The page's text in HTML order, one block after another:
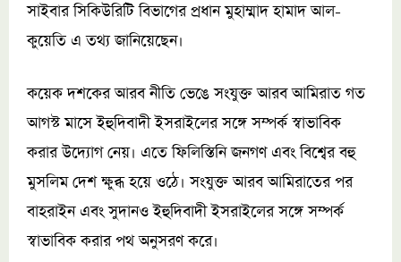
সাইবার সিকিউরিটি বিভাগের প্রধান মুহাম্মাদ হামাদ আল-
কুয়েতি এ তথ্য জানিয়েছেন।
কয়েক দশকের আরব নীতি ভেঙে সংযুক্ত আরব আমিরাত গত
আগস্ট মাসে ইহুদিবাদী ইসরাইলের সঙ্গে সম্পর্ক স্বাভাবিক
করার উদ্যোগ নেয়। এতে ফিলিস্তিনি জনগণ এবং বিশ্বের বহু
মুসলিম দেশ ক্ষুব্ধ হয়ে ওঠে। সংযুক্ত আরব আমিরাতের পর
বাহরাইন এবং সুদানও ইহুদিবাদী ইসরাইলের সঙ্গে সম্পর্ক
স্বাভাবিক করার পথ অনুসরণ করে।